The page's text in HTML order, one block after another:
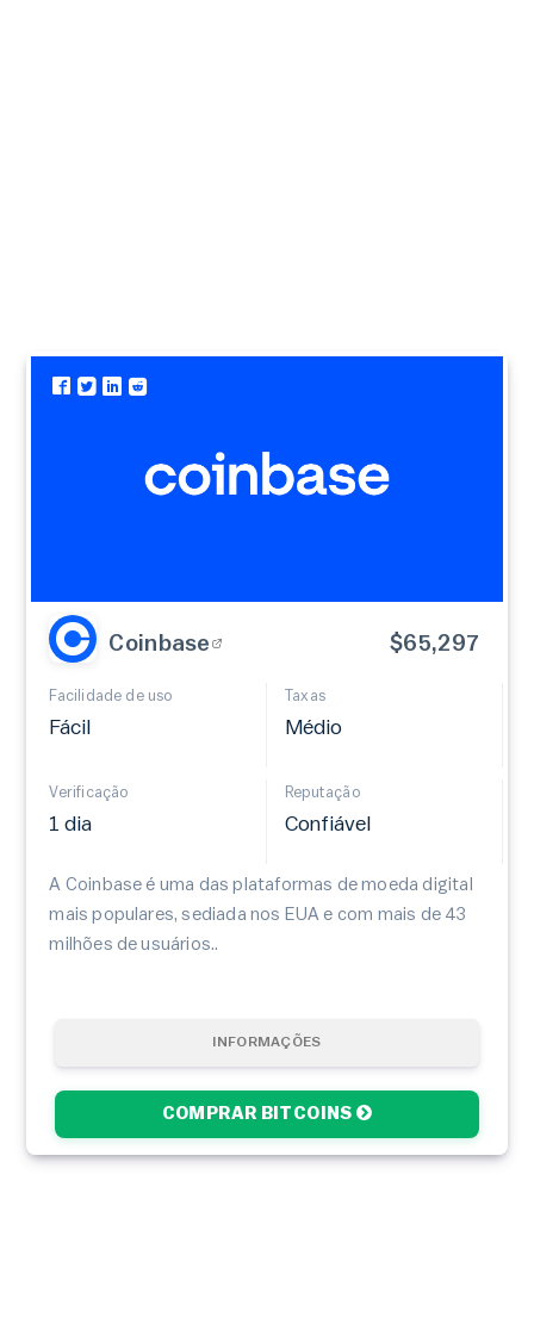
INFORMAÇÕES
COMPRAR BITCOINS
Coinbase $65,297
Facilidade de uso
Fácil
Taxas
Médio
Verificação
1 dia
Reputação
Confiável
A Coinbase é uma das plataformas de moeda digital
mais populares, sediada nos EUA e com mais de 43
milhões de usuários..